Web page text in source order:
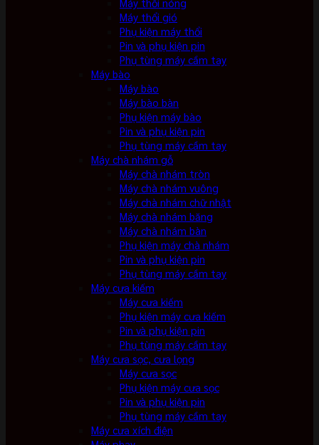
Máy thổi nóng
Máy thổi gió
Phụ kiện máy thổi
Pin và phụ kiện pin
Phụ tùng máy cầm tay
Máy bào
Máy bào
Máy bào bàn
Phụ kiện máy bào
Pin và phụ kiện pin
Phụ tùng máy cầm tay
Máy chà nhám gỗ
Máy chà nhám tròn
Máy chà nhám vuông
Máy chà nhám chữ nhật
Máy chà nhám băng
Máy chà nhám bàn
Phụ kiện máy chà nhám
Pin và phụ kiện pin
Phụ tùng máy cầm tay
Máy cưa kiếm
Máy cưa kiếm
Phụ kiện máy cưa kiếm
Pin và phụ kiện pin
Phụ tùng máy cầm tay
Máy cưa sọc, cưa lọng
Máy cưa sọc
Phụ kiện máy cưa sọc
Pin và phụ kiện pin
Phụ tùng máy cầm tay
Máy cưa xích điện